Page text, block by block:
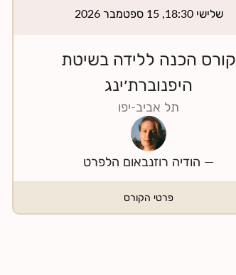
שלישי 18:30, 15 ספטמבר 2026
קורס הכנה ללידה בשיטת
היפנוברת׳ינג
תל אביב-יפו
— הודיה רוזנבאום הלפרט
פרטי הקורס